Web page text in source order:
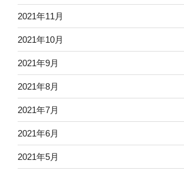
2021年11月
2021年10月
2021年9月
2021年8月
2021年7月
2021年6月
2021年5月